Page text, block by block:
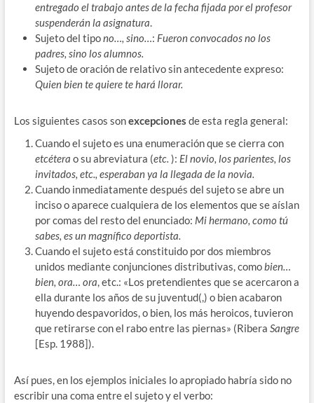
entregado el trabajo antes de la fecha fijada por el profesor
suspenderán la asignatura.
Sujeto del tipono…, sino…: Fueron convocados no los
padres, sino los alumnos.
Sujeto de oración de relativo sin antecedente expreso:
Quien bien te quiere te hará llorar.
Los siguientes casos sonexcepciones de esta regla general:
Cuando el sujeto es una enumeración que se cierra con
etcétera o su abreviatura (etc. ): El novio, los parientes, los
invitados, etc., esperaban ya la llegada de la novia.
Cuando inmediatamente después del sujeto se abre un
inciso o aparece cualquiera de los elementos que se aíslan
por comas del resto del enunciado: Mi hermano, como tú
sabes, es un magnífico deportista.
Cuando el sujeto está constituido por dos miembros
unidos mediante conjunciones distributivas, comobien…
bien, ora… ora, etc.: «Los pretendientes que se acercaron a
ella durante los años de su juventud(,) o bien acabaron
huyendo despavoridos, o bien, los más heroicos, tuvieron
que retirarse con el rabo entre las piernas» (Ribera Sangre
[Esp. 1988]).
Así pues, en los ejemplos iniciales lo apropiado habría sido no
escribir una coma entre el sujeto y el verbo: